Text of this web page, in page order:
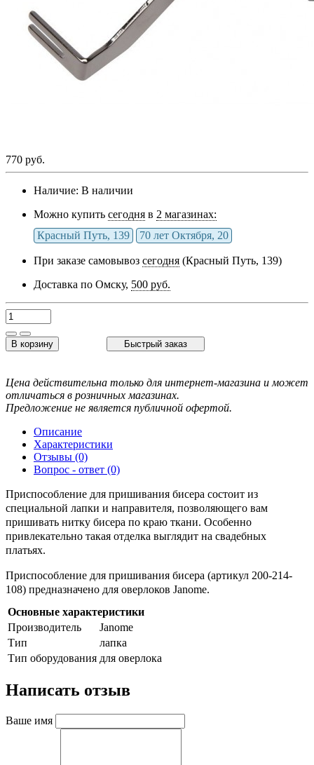
770 руб.
Наличие: В наличии
Можно купить сегодня в 2 магазинах:
Красный Путь, 139
70 лет Октября, 20
При заказе самовывоз сегодня (Красный Путь, 139)
Доставка по Омску, 500 руб.
В корзину Быстрый заказ
Цена действительна только для интернет-магазина и может
отличаться в розничных магазинах.
Предложение не является публичной офертой.
Описание
Характеристики
Отзывы (0)
Вопрос - ответ (0)
Приспособление для пришивания бисера состоит из
специальной лапки и направителя, позволяющего вам
пришивать нитку бисера по краю ткани. Особенно
привлекательно такая отделка выглядит на свадебных
платьях.
Приспособление для пришивания бисера (артикул 200-214-
108) предназначено для оверлоков Janome.
Основные характеристики
Производитель
Janome
Тип
лапка
Тип оборудования для оверлока
Написать отзыв
Ваше имя